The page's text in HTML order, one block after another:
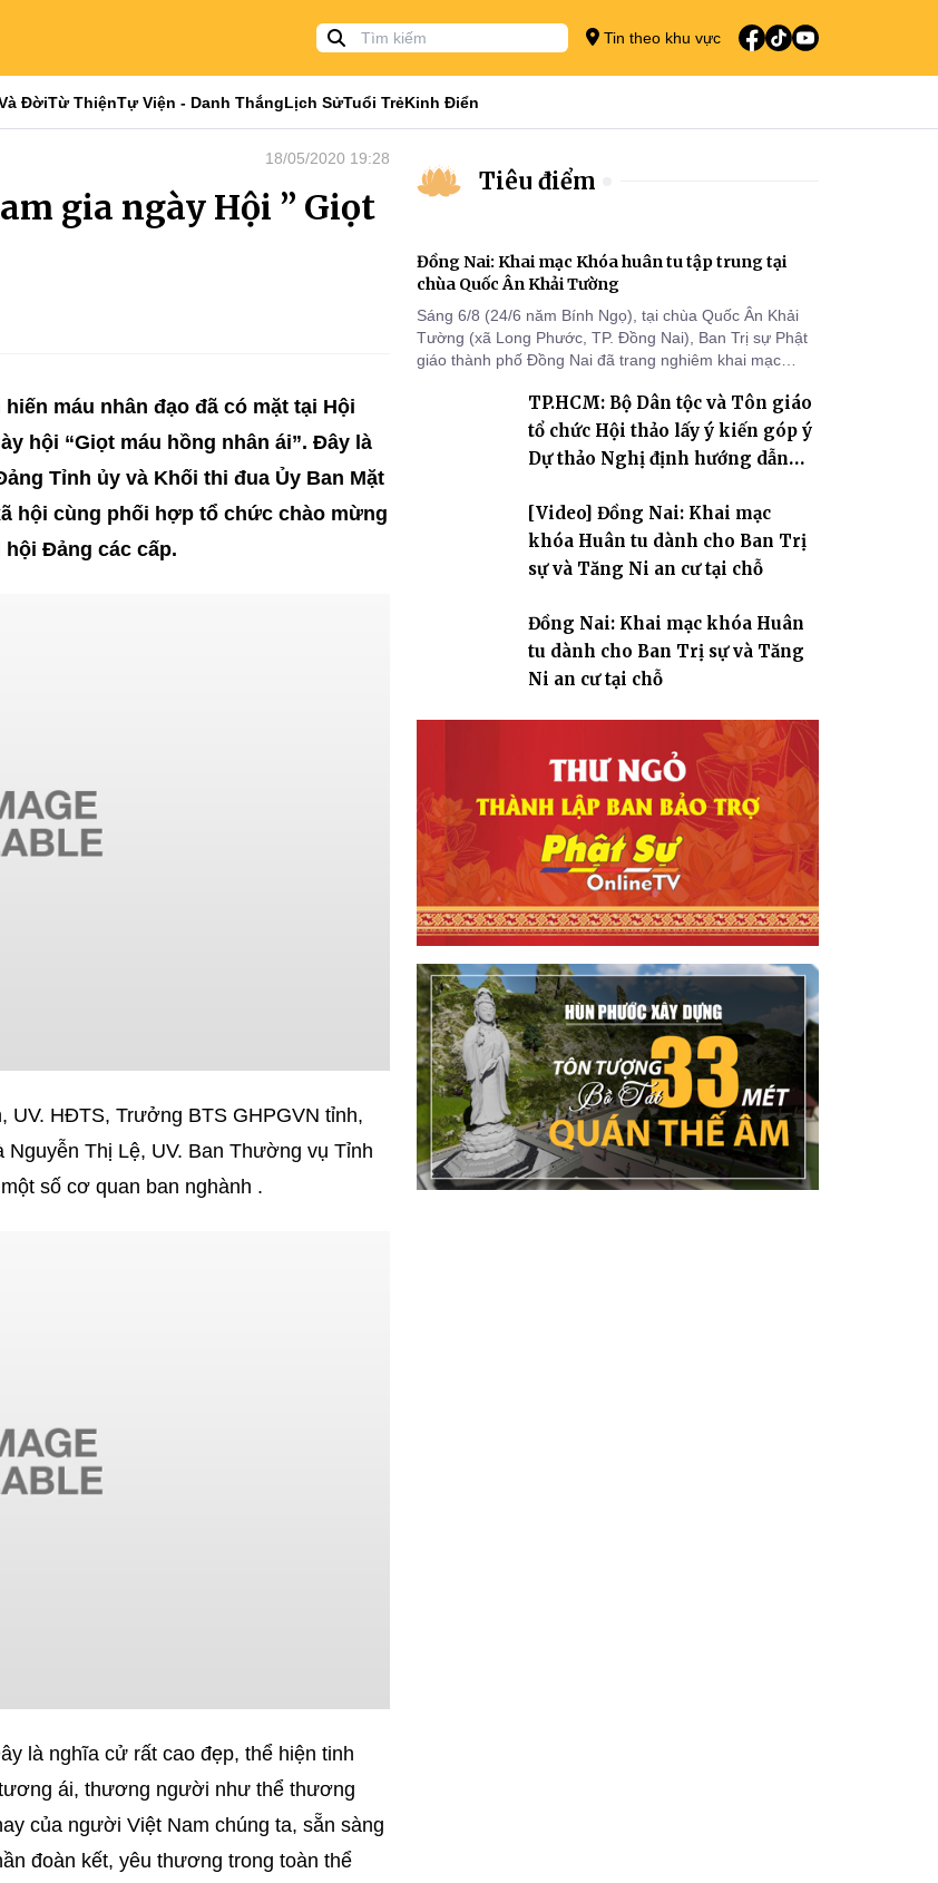
Tin theo khu vực
ĐờiTừ ThiệnTự Viện - Danh ThắngLịch SửTuổi TrẻKinh Điển
18/05/2020 19:28
gia ngày Hội ” Giọt
máu nhân đạo đã có mặt tại Hội
hội “Giọt máu hồng nhân ái”. Đây là
Tỉnh ủy và Khối thi đua Ủy Ban Mặt
hội cùng phối hợp tổ chức chào mừng
Đảng các cấp.
UV. HĐTS, Trưởng BTS GHPGVN tỉnh,
Thị Lệ, UV. Ban Thường vụ Tỉnh
số cơ quan ban nghành .
là nghĩa cử rất cao đẹp, thể hiện tinh
ái, thương người như thể thương
của người Việt Nam chúng ta, sẵn sàng
đoàn kết, yêu thương trong toàn thể
Tiêu điểm
Đồng Nai: Khai mạc Khóa huân tu tập trung tại
chùa Quốc Ân Khải Tường
Sáng 6/8 (24/6 năm Bính Ngọ), tại chùa Quốc Ân Khải
Tường (xã Long Phước, TP. Đồng Nai), Ban Trị sự Phật
giáo thành phố Đồng Nai đã trang nghiêm khai mạc
2570 dành cho chư Tăng hành giả an cư tại chỗ khu vực
VII, VIII và trường hạ chùa Quốc Ân Khải Tường.
TP.HCM: Bộ Dân tộc và Tôn giáo
tổ chức Hội thảo lấy ý kiến góp ý
Dự thảo Nghị định hướng dẫn
giáo
[Video] Đồng Nai: Khai mạc
khóa Huân tu dành cho Ban Trị
sự và Tăng Ni an cư tại chỗ
Đồng Nai: Khai mạc khóa Huân
tu dành cho Ban Trị sự và Tăng
Ni an cư tại chỗ